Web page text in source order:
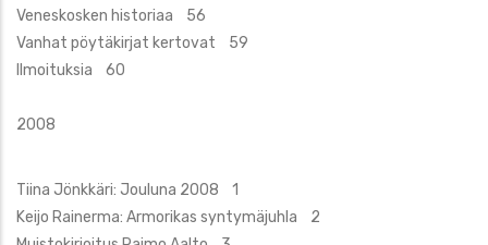
Veneskosken historiaa 56
Vanhat pöytäkirjat kertovat 59
Ilmoituksia 60
2008
Tiina Jönkkäri: Jouluna 2008 1
Keijo Rainerma: Armorikas syntymäjuhla 2